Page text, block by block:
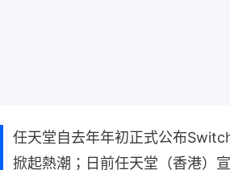
任天堂自去年年初正式公布
掀起熱潮；日前任天堂（香港）